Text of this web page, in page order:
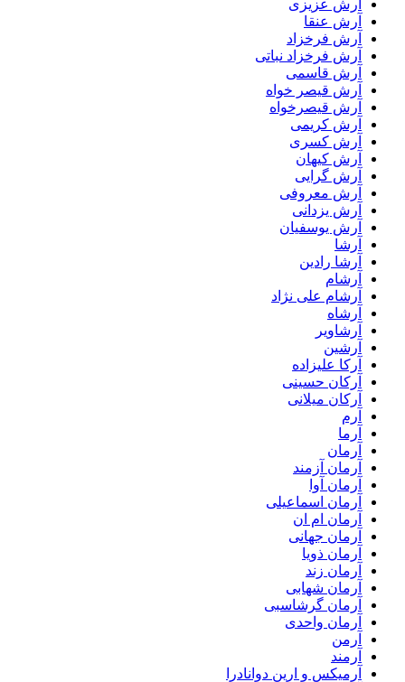
آرش عزیزی
آرش عنقا
آرش فرخزاد
آرش فرخزاد نباتی
آرش قاسمی
آرش قیصر خواه
آرش قیصرخواه
آرش کریمی
آرش کسری
آرش کیهان
آرش گرایی
آرش معروفی
آرش یزدانی
آرش یوسفیان
آرشا
آرشا رادین
آرشام
آرشام علی نژاد
آرشاه
آرشاویر
آرشین
آرکا علیزاده
آرکان حسینی
آرکان میلانی
آرم
آرما
آرمان
آرمان آزمند
آرمان آوا
آرمان اسماعیلی
آرمان ام ان
آرمان جهانی
آرمان ذویا
آرمان زند
آرمان شهابی
آرمان گرشاسبی
آرمان واحدی
آرمن
آرمند
آرمیکس و ارین دوانادرا